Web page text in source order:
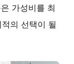
가성비를 최
의 선택이 될